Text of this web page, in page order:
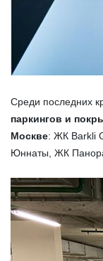
Среди последних
паркингов и
Москве: ЖК Barkli
Юннаты, ЖК